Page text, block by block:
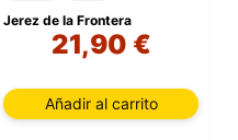
Jerez de la Frontera
21,90 €
Añadir al carrito